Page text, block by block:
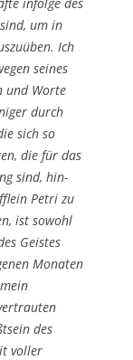
um in
Ich
seines
und Worte
durch
sich so
die für das
sind, hin-
Petri zu
ist sowohl
Geistes
Monaten
des
voller